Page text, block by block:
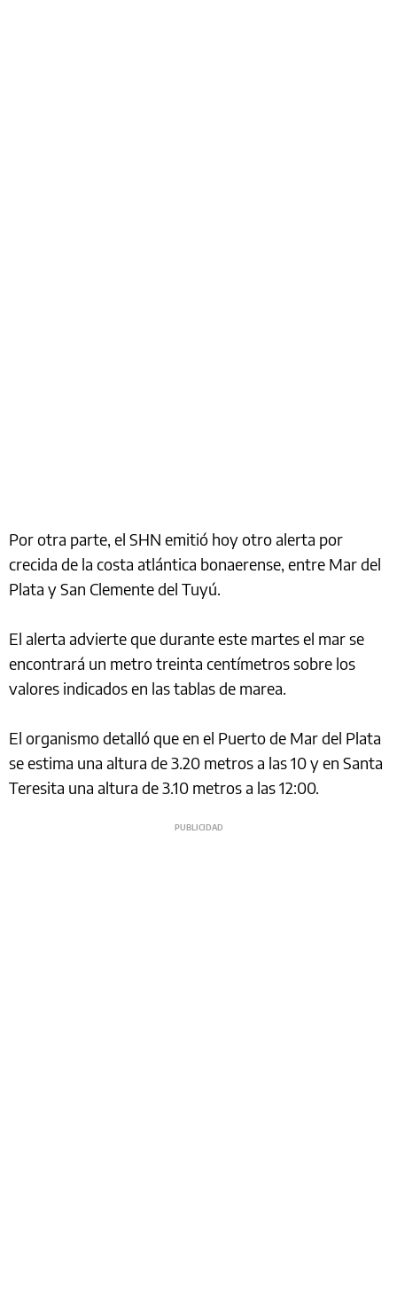
Por otra parte, el SHN emitió hoy otro alerta por
crecida de la costa atlántica bonaerense, entre Mar del
Plata y San Clemente del Tuyú.
El alerta advierte que durante este martes el mar se
encontrará un metro treinta centímetros sobre los
valores indicados en las tablas de marea.
El organismo detalló que en el Puerto de Mar del Plata
se estima una altura de 3.20 metros a las 10 y en Santa
Teresita una altura de 3.10 metros a las 12:00.